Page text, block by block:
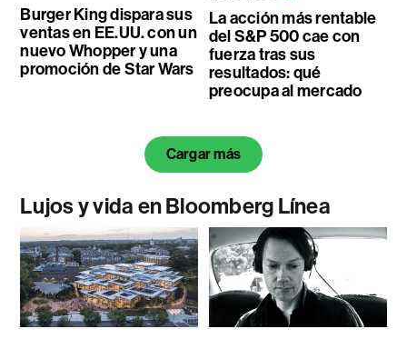
Burger King dispara sus
ventas en EE.UU. con un
nuevo Whopper y una
promoción de Star Wars
La acción más rentable
del S&P 500 cae con
fuerza tras sus
resultados: qué
preocupa al mercado
Cargar más
Lujos y vida en Bloomberg Línea